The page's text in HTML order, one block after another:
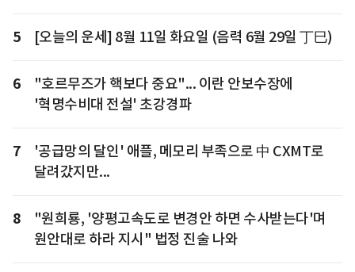
5 [오늘의 운세] 8월 11일 화요일 (음력 6월 29일 丁巳)
6
"호르무즈가 핵보다 중요"... 이란 안보수장에
'혁명수비대 전설' 초강경파
7
'공급망의 달인' 애플, 메모리 부족으로 中 CXMT로
달려갔지만...
8
"원희룡, '양평고속도로 변경안 하면 수사받는다'며
원안대로 하라 지시" 법정 진술 나와